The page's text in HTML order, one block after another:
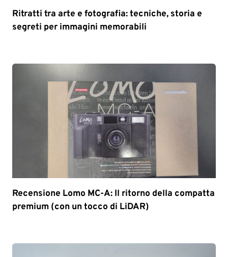
Ritratti tra arte e fotografia: tecniche, storia e
segreti per immagini memorabili
Recensione Lomo MC-A: Il ritorno della compatta
premium (con un tocco di LiDAR)